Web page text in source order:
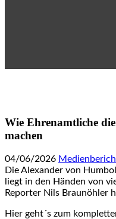
Wie Ehrenamtliche
machen
04/06/2026
Die Alexander von
liegt in den Händen von
Reporter Nils Braunöhler
Hier geht´s zum